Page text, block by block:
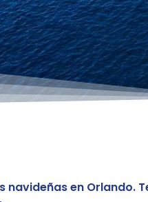
navideñas en